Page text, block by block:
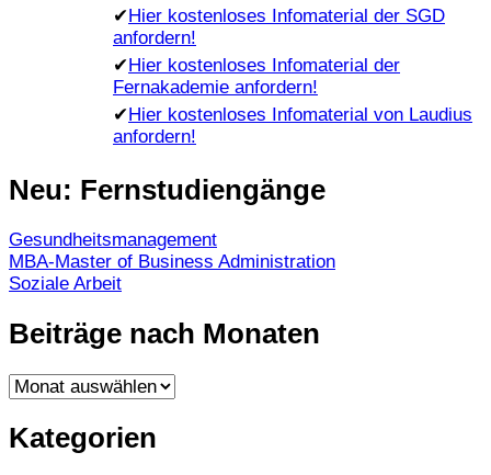
✔Hier kostenloses Infomaterial der SGD
anfordern!
✔Hier kostenloses Infomaterial der
Fernakademie anfordern!
✔Hier kostenloses Infomaterial von Laudius
anfordern!
Neu: Fernstudiengänge
Gesundheitsmanagement
MBA-Master of Business Administration
Soziale Arbeit
Beiträge nach Monaten
Beiträge
nach
Monaten
Kategorien